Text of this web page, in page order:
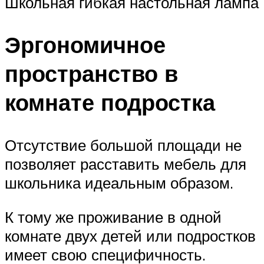
Эргономичное
пространство в
комнате подростка
Отсутствие большой площади не
позволяет расставить мебель для
школьника идеальным образом.
К тому же проживание в одной
комнате двух детей или подростков
имеет свою специфичность.